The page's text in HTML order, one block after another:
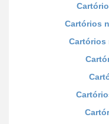
Cartórios
Cartórios